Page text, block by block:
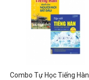
Combo Tự Học Tiếng Hàn